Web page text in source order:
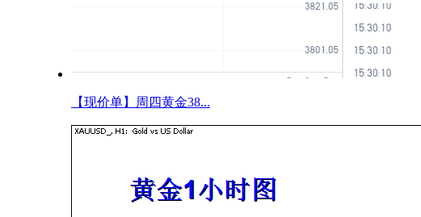
【现价单】周四黄金38...